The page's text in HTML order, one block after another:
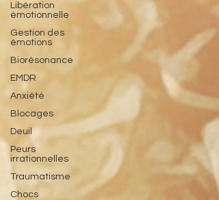
Libération
émotionnelle
Gestion des
émotions
Biorésonance
EMDR
Anxiété
Blocages
Deuil
Peurs
irrationnelles
Traumatisme
Chocs